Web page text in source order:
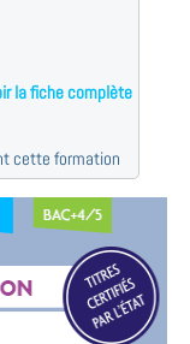
la fiche complète
cette formation